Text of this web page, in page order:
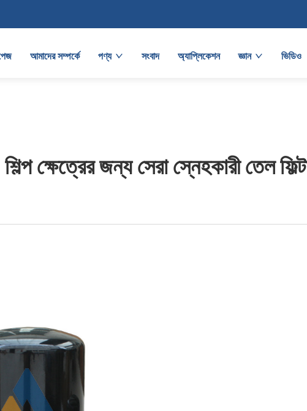
আমাদের সম্পর্কে পণ্য সংবাদ অ্যাপ্লিকেশন জ্ঞান ভিডিও
শিল্প ক্ষেত্রের জন্য সেরা স্নেহকারী তেল